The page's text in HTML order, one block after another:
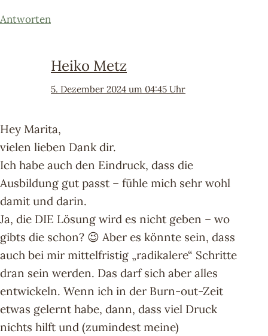
Antworten
Heiko Metz
5. Dezember 2024 um 04:45 Uhr
Hey Marita,
vielen lieben Dank dir.
Ich habe auch den Eindruck, dass die
Ausbildung gut passt – fühle mich sehr wohl
damit und darin.
Ja, die DIE Lösung wird es nicht geben – wo
gibts die schon? 😉 Aber es könnte sein, dass
auch bei mir mittelfristig „radikalere“ Schritte
dran sein werden. Das darf sich aber alles
entwickeln. Wenn ich in der Burn-out-Zeit
etwas gelernt habe, dann, dass viel Druck
nichts hilft und (zumindest meine)